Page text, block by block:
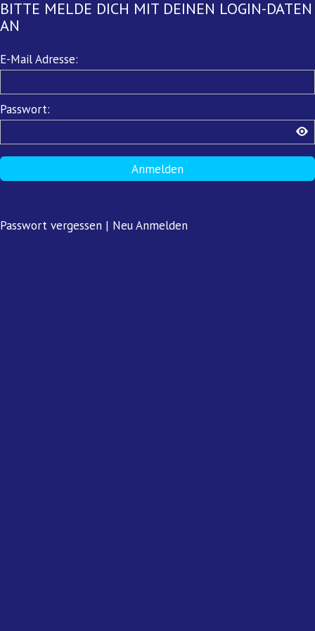
BITTE MELDE DICH MIT DEINEN LOGIN-DATEN
AN
Pflichtfeld
E-Mail Adresse:
Pflichtfeld
Passwort:
Anmelden
Passwort vergessen | Neu Anmelden